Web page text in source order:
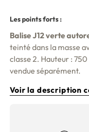
Les points forts :
Balise J12 verte
teinté dans la masse
classe 2. Hauteur :
vendue séparément.
Voir la description